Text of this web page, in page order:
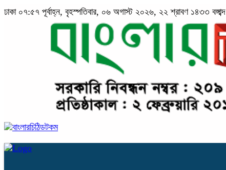
ঢাকা ০৭:৫৭ পূর্বাহ্ন, বৃহস্পতিবার, ০৬ অগাস্ট ২০২৬, ২২ শ্রাবণ ১৪৩৩ বঙ্গাব্দ